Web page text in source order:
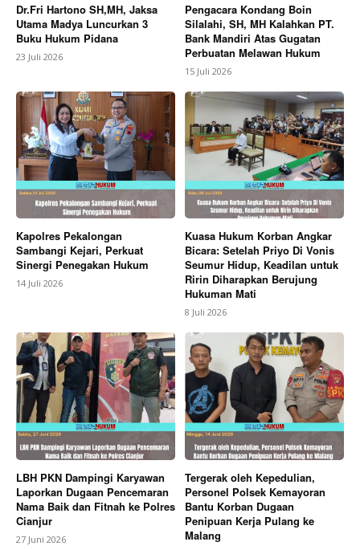
Dr.Fri Hartono SH,MH, Jaksa
Utama Madya Luncurkan 3
Buku Hukum Pidana
23 Juli 2026
Pengacara Kondang Boin
Silalahi, SH, MH Kalahkan PT.
Bank Mandiri Atas Gugatan
Perbuatan Melawan Hukum
15 Juli 2026
Kapolres Pekalongan
Sambangi Kejari, Perkuat
Sinergi Penegakan Hukum
14 Juli 2026
Kuasa Hukum Korban Angkar
Bicara: Setelah Priyo Di Vonis
Seumur Hidup, Keadilan untuk
Ririn Diharapkan Berujung
Hukuman Mati
8 Juli 2026
LBH PKN Dampingi Karyawan
Laporkan Dugaan Pencemaran
Nama Baik dan Fitnah ke Polres
Cianjur
27 Juni 2026
Tergerak oleh Kepedulian,
Personel Polsek Kemayoran
Bantu Korban Dugaan
Penipuan Kerja Pulang ke
Malang